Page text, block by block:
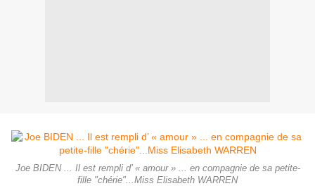
Joe BIDEN ... Il est rempli d’ « amour » ... en compagnie de sa petite-
fille "chérie"...Miss Elisabeth WARREN